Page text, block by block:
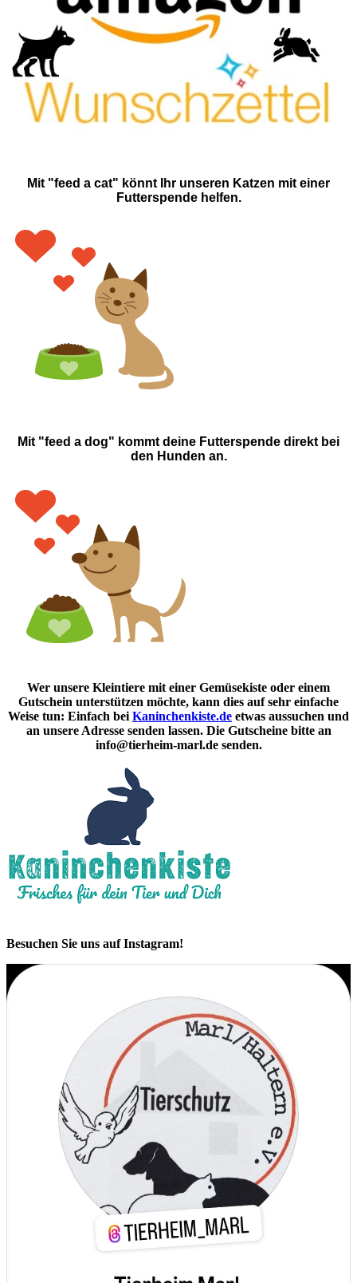
Mit "feed a cat" könnt Ihr unseren Katzen mit einer
Futterspende helfen.
Mit "feed a dog" kommt deine Futterspende direkt bei
den Hunden an.
Wer unsere Kleintiere mit einer Gemüsekiste oder einem
Gutschein unterstützen möchte, kann dies auf sehr einfache
Weise tun: Einfach bei Kaninchenkiste.de etwas aussuchen und
an unsere Adresse senden lassen. Die Gutscheine bitte an
info@tierheim-marl.de senden.
Besuchen Sie uns auf Instagram!